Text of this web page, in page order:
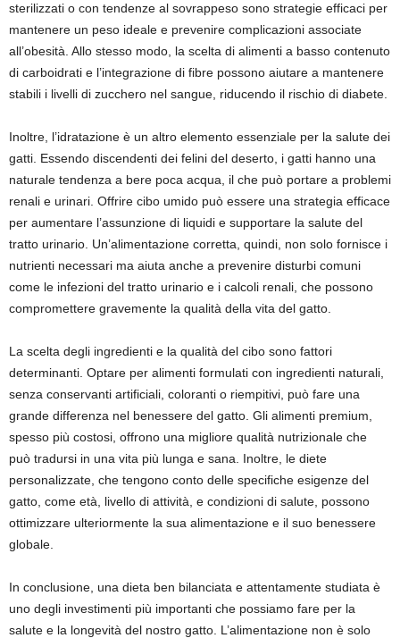
sterilizzati o con tendenze al sovrappeso sono strategie efficaci per
mantenere un peso ideale e prevenire complicazioni associate
all’obesità. Allo stesso modo, la scelta di alimenti a basso contenuto
di carboidrati e l’integrazione di fibre possono aiutare a mantenere
stabili i livelli di zucchero nel sangue, riducendo il rischio di diabete.
Inoltre, l’idratazione è un altro elemento essenziale per la salute dei
gatti. Essendo discendenti dei felini del deserto, i gatti hanno una
naturale tendenza a bere poca acqua, il che può portare a problemi
renali e urinari. Offrire cibo umido può essere una strategia efficace
per aumentare l’assunzione di liquidi e supportare la salute del
tratto urinario. Un’alimentazione corretta, quindi, non solo fornisce i
nutrienti necessari ma aiuta anche a prevenire disturbi comuni
come le infezioni del tratto urinario e i calcoli renali, che possono
compromettere gravemente la qualità della vita del gatto.
La scelta degli ingredienti e la qualità del cibo sono fattori
determinanti. Optare per alimenti formulati con ingredienti naturali,
senza conservanti artificiali, coloranti o riempitivi, può fare una
grande differenza nel benessere del gatto. Gli alimenti premium,
spesso più costosi, offrono una migliore qualità nutrizionale che
può tradursi in una vita più lunga e sana. Inoltre, le diete
personalizzate, che tengono conto delle specifiche esigenze del
gatto, come età, livello di attività, e condizioni di salute, possono
ottimizzare ulteriormente la sua alimentazione e il suo benessere
globale.
In conclusione, una dieta ben bilanciata e attentamente studiata è
uno degli investimenti più importanti che possiamo fare per la
salute e la longevità del nostro gatto. L’alimentazione non è solo